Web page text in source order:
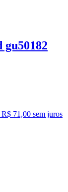
gu50182
R$ 71,00 sem juros